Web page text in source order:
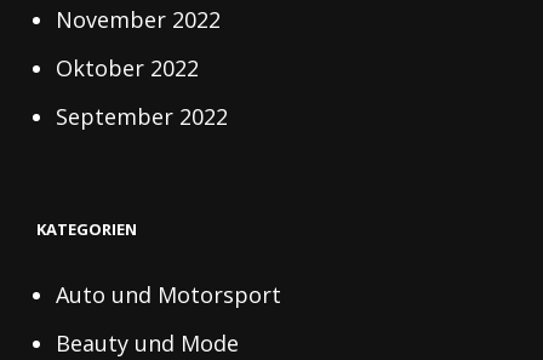
November 2022
Oktober 2022
September 2022
KATEGORIEN
Auto und Motorsport
Beauty und Mode